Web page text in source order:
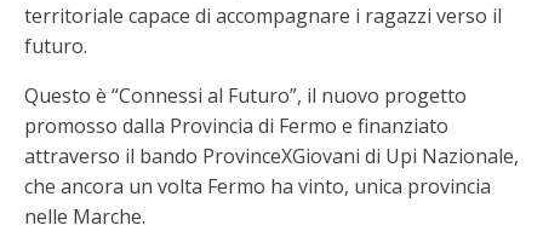
territoriale capace di accompagnare i ragazzi verso il
futuro.
Questo è “Connessi al Futuro”, il nuovo progetto
promosso dalla Provincia di Fermo e finanziato
attraverso il bando ProvinceXGiovani di Upi Nazionale,
che ancora un volta Fermo ha vinto, unica provincia
nelle Marche.